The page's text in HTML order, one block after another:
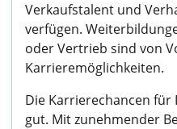
Verkaufstalent und
verfügen.
oder Vertrieb sind von
Karrieremöglichkeiten.
Die Karrierechancen
gut. Mit zunehmender